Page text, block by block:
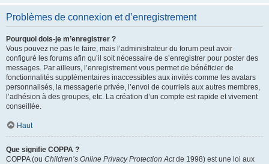
Problèmes de connexion et d’enregistrement
Pourquoi dois-je m’enregistrer ?
Vous pouvez ne pas le faire, mais l’administrateur du forum peut avoir
configuré les forums afin qu’il soit nécessaire de s’enregistrer pour poster des
messages. Par ailleurs, l’enregistrement vous permet de bénéficier de
fonctionnalités supplémentaires inaccessibles aux invités comme les avatars
personnalisés, la messagerie privée, l’envoi de courriels aux autres membres,
l’adhésion à des groupes, etc. La création d’un compte est rapide et vivement
conseillée.
Haut
Que signifie COPPA ?
COPPA (ou Children’s Online Privacy Protection Actde 1998) est une loi aux